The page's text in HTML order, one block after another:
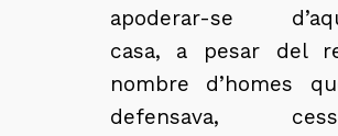
apoderar-se
casa, a pesar del
nombre d’homes
defensava,